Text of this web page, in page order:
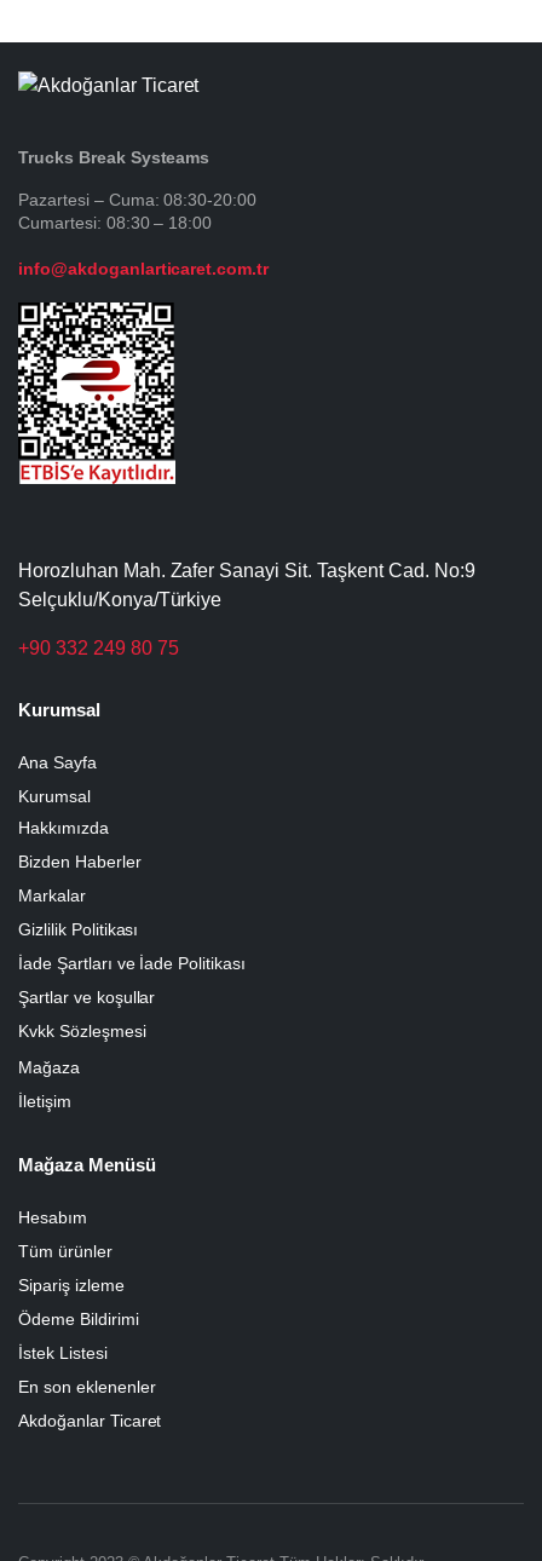
Trucks Break Systeams
Pazartesi – Cuma: 08:30-20:00
Cumartesi: 08:30 – 18:00
info@akdoganlarticaret.com.tr
Horozluhan Mah. Zafer Sanayi Sit. Taşkent Cad. No:9
Selçuklu/Konya/Türkiye
+90 332 249 80 75
Kurumsal
Ana Sayfa
Kurumsal
Hakkımızda
Bizden Haberler
Markalar
Gizlilik Politikası
İade Şartları ve İade Politikası
Şartlar ve koşullar
Kvkk Sözleşmesi
Mağaza
İletişim
Mağaza Menüsü
Hesabım
Tüm ürünler
Sipariş izleme
Ödeme Bildirimi
İstek Listesi
En son eklenenler
Akdoğanlar Ticaret